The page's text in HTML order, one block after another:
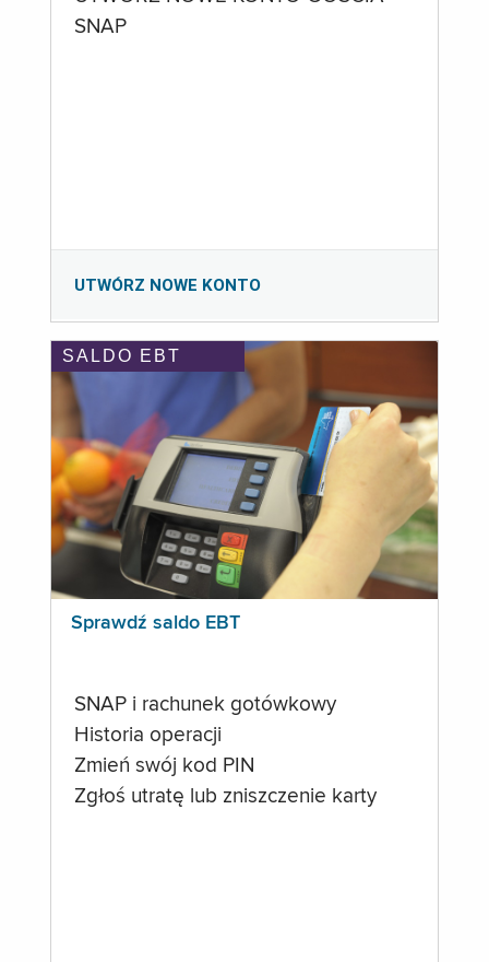
SNAP
UTWÓRZ NOWE KONTO
SALDO EBT
Sprawdź saldo EBT
SNAP i rachunek gotówkowy
Historia operacji
Zmień swój kod PIN
Zgłoś utratę lub zniszczenie karty